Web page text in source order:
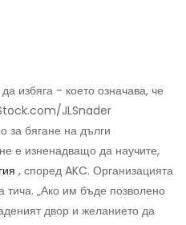
избяга - което означава, че
JLSnader
за бягане на дълги
е изненадващо да научите,
, според AKC. Организацията
тича. „Ако им бъде позволено
двор и желанието да